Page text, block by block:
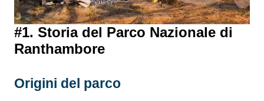
#1. Storia del Parco Nazionale di
Ranthambore
Origini del parco